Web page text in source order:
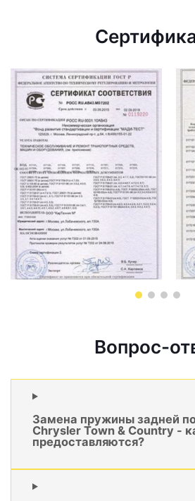
Вопрос-
Замена пружины задней
Chrysler Town & Country -
предоставляются?